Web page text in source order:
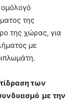
της
της χώρας, για
με
των
με την